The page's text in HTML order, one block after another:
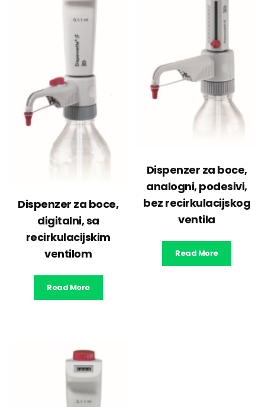
Dispenzer za boce,
digitalni, sa
recirkulacijskim
ventilom
Read More
Dispenzer za boce,
analogni, podesivi,
bez recirkulacijskog
ventila
Read More